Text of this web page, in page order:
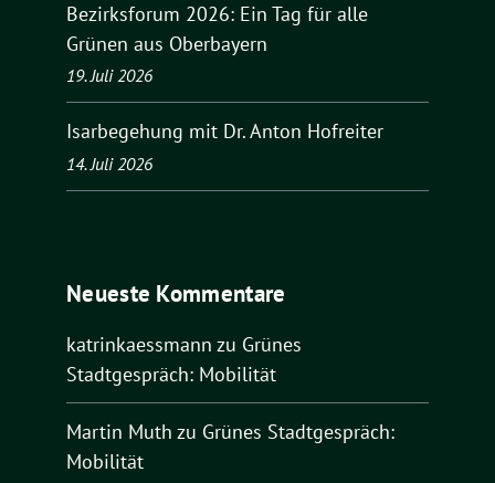
Bezirksforum 2026: Ein Tag für alle
Grünen aus Oberbayern
19. Juli 2026
Isarbegehung mit Dr. Anton Hofreiter
14. Juli 2026
Neueste Kommentare
katrinkaessmann zu Grünes
Stadtgespräch: Mobilität
Martin Muth zu Grünes Stadtgespräch:
Mobilität